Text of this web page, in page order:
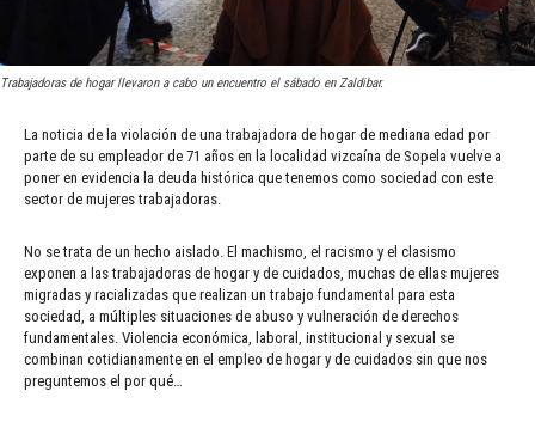
Trabajadoras de hogar llevaron a cabo un encuentro el sábado en Zaldibar.
La noticia de la violación de una trabajadora de hogar de mediana edad por
parte de su empleador de 71 años en la localidad vizcaína de Sopela vuelve a
poner en evidencia la deuda histórica que tenemos como sociedad con este
sector de mujeres trabajadoras.
No se trata de un hecho aislado. El machismo, el racismo y el clasismo
exponen a las trabajadoras de hogar y de cuidados, muchas de ellas mujeres
migradas y racializadas que realizan un trabajo fundamental para esta
sociedad, a múltiples situaciones de abuso y vulneración de derechos
fundamentales. Violencia económica, laboral, institucional y sexual se
combinan cotidianamente en el empleo de hogar y de cuidados sin que nos
preguntemos el por qué…